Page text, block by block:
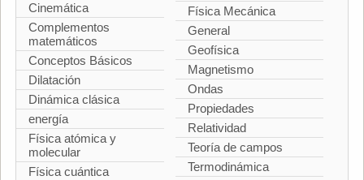
Cinemática
Complementos
matemáticos
Conceptos Básicos
Dilatación
Dinámica clásica
energía
Física atómica y
molecular
Física cuántica
Física Mecánica
General
Geofísica
Magnetismo
Ondas
Propiedades
Relatividad
Teoría de campos
Termodinámica